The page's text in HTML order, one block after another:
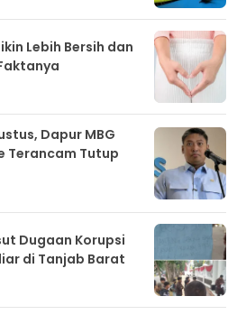
Lebih Bersih dan
Dapur MBG
Terancam Tutup
Dugaan Korupsi
di Tanjab Barat